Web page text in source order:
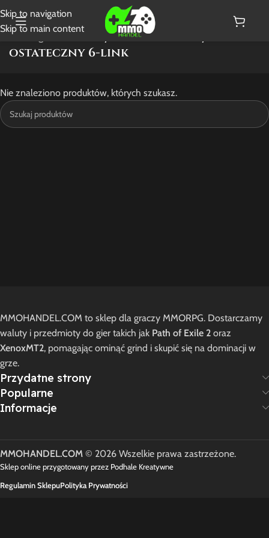
Skip to navigation
Skip to main content
Strona główna Produkty oznaczone “ostateczny 6-link”
ostateczny 6-link
Nie znaleziono produktów, których szukasz.
MMOHANDEL.COM to sklep dla graczy MMORPG. Dostarczamy
waluty i przedmioty do gier takich jak Path of Exile 2 oraz
XenoxMT2, pomagając ominąć grind i skupić się na dominacji w
grze.
Przydatne strony
Popularne
Informacje
MMOHANDEL.COM © 2026 Wszelkie prawa zastrzeżone.
Sklep online przygotowany przez Podhale Kreatywne
Regulamin SklepuPolityka Prywatności